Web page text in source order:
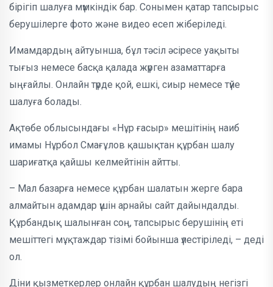
бірігіп шалуға мүмкіндік бар. Сонымен қатар тапсырыс
берушілерге фото және видео есеп жіберіледі.
Имамдардың айтуынша, бұл тәсіл әсіресе уақыты
тығыз немесе басқа қалада жүрген азаматтарға
ыңғайлы. Онлайн түрде қой, ешкі, сиыр немесе түйе
шалуға болады.
Ақтөбе облысындағы «Нұр ғасыр» мешітінің наиб
имамы Нұрбол Смағұлов қашықтан құрбан шалу
шариғатқа қайшы келмейтінін айтты.
– Мал базарға немесе құрбан шалатын жерге бара
алмайтын адамдар үшін арнайы сайт дайындалды.
Құрбандық шалынған соң, тапсырыс берушінің еті
мешіттегі мұқтаждар тізімі бойынша үлестіріледі, – деді
ол.
Діни қызметкерлер онлайн құрбан шалудың негізгі